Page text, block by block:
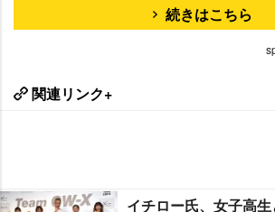
続きはこちら
関連リンク+
イチロー氏、女子高